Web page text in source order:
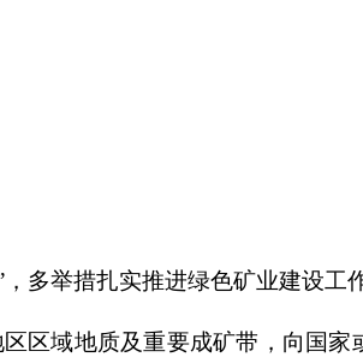
， 多举措扎实推进绿色矿业建设工作
区域地质及重要成矿带， 向国家